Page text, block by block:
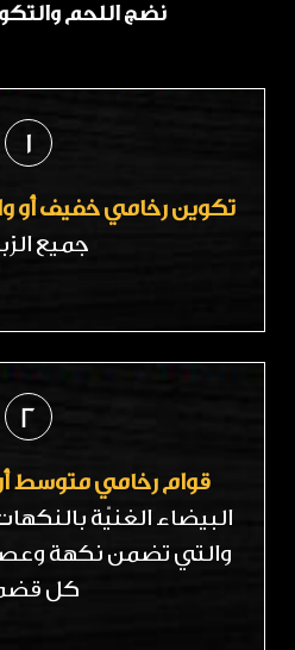
نضج اللحم
1
تكوين رخامي خفيف أو
جميع
2
قوام رخامي متوسط أو
البيضاء الغنيّة
والتي تضمن نكهة
كل قضمة